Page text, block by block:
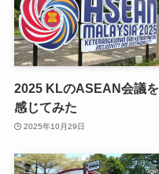
2025 KLのASEAN会議を
感じてみた
2025年10月29日